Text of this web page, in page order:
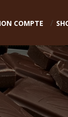
COMPTE